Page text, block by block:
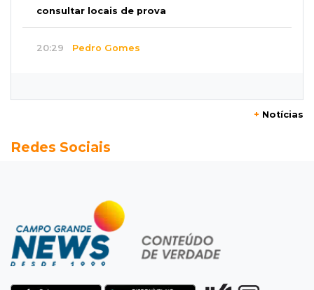
consultar locais de prova
20:29 Pedro Gomes
Pantanal treina em Goiânia antes de jogo que
Campeonato Brasileiro
Remo busca empate com Atlético-MG e segue
na zona de rebaixamento
+ Notícias
Redes Sociais